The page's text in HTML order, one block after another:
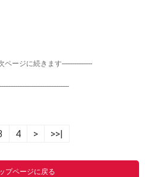
ページに続きます-----------------
4 > >>|
プページに戻る